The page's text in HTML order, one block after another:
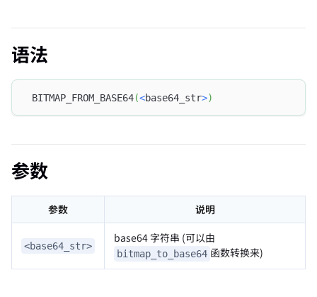
语法
BITMAP_FROM_BASE64(<base64_str>)
参数
参数 说明
<base64_str>
base64 字符串 (可以由
bitmap_to_base64 函数转换来)